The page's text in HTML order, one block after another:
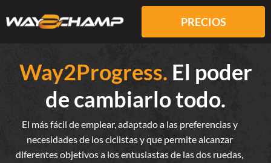
PRECIOS
Way2Progress. El poder
de cambiarlo todo.
El más fácil de emplear, adaptado a las preferencias y
necesidades de los ciclistas y que permite alcanzar
diferentes objetivos a los entusiastas de las dos ruedas,